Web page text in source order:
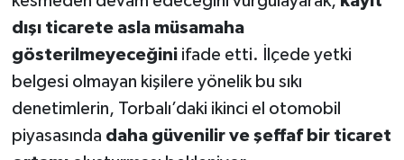
dışı ticarete asla müsamaha
gösterilmeyeceğiniifade etti. İlçede yetki
belgesi olmayan kişilere yönelik bu sıkı
denetimlerin, Torbalı’daki ikinci el otomobil
piyasasında daha güvenilir ve şeffaf bir ticaret